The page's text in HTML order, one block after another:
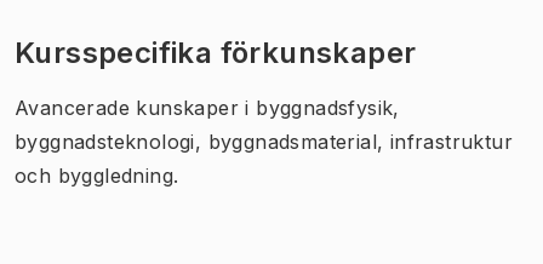
Kursspecifika förkunskaper
Avancerade kunskaper i byggnadsfysik,
byggnadsteknologi, byggnadsmaterial, infrastruktur
och byggledning.